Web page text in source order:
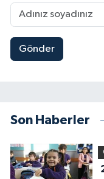
Gönder
Son Haberler